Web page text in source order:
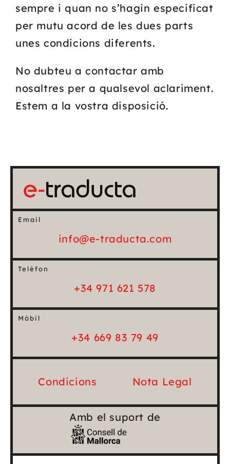
sempre i quan no s’hagin especificat
per mutu acord de les dues parts
unes condicions diferents.
No dubteu a contactar amb
nosaltres per a qualsevol aclariment.
Estem a la vostra disposició.
Email
info@e-traducta.com
Telèfon
+34 971 621 578
Mòbil
+34 669 83 79 49
Condicions Nota Legal
Amb el suport de